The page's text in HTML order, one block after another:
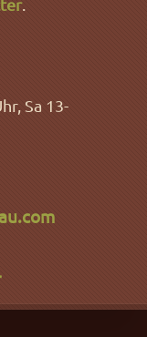
.
Sa 13-